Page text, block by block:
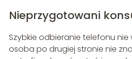
Nieprzygotowani
Szybkie odbieranie telefonu nie
osoba po drugiej stronie nie